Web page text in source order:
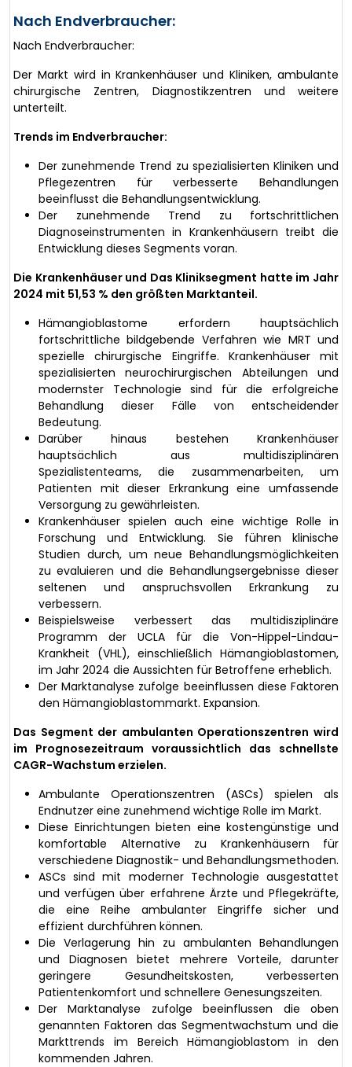
Nach Endverbraucher:
Nach Endverbraucher:
Der Markt wird in Krankenhäuser und Kliniken, ambulante
chirurgische Zentren, Diagnostikzentren und weitere
unterteilt.
Trends im Endverbraucher:
Der zunehmende Trend zu spezialisierten Kliniken und
Pflegezentren für verbesserte Behandlungen
beeinflusst die Behandlungsentwicklung.
Der zunehmende Trend zu fortschrittlichen
Diagnoseinstrumenten in Krankenhäusern treibt die
Entwicklung dieses Segments voran.
Die Krankenhäuser und Das Kliniksegment hatte im Jahr
2024 mit 51,53 % den größten Marktanteil.
Hämangioblastome erfordern hauptsächlich
fortschrittliche bildgebende Verfahren wie MRT und
spezielle chirurgische Eingriffe. Krankenhäuser mit
spezialisierten neurochirurgischen Abteilungen und
modernster Technologie sind für die erfolgreiche
Behandlung dieser Fälle von entscheidender
Bedeutung.
Darüber hinaus bestehen Krankenhäuser
hauptsächlich aus multidisziplinären
Spezialistenteams, die zusammenarbeiten, um
Patienten mit dieser Erkrankung eine umfassende
Versorgung zu gewährleisten.
Krankenhäuser spielen auch eine wichtige Rolle in
Forschung und Entwicklung. Sie führen klinische
Studien durch, um neue Behandlungsmöglichkeiten
zu evaluieren und die Behandlungsergebnisse dieser
seltenen und anspruchsvollen Erkrankung zu
verbessern.
Beispielsweise verbessert das multidisziplinäre
Programm der UCLA für die Von-Hippel-Lindau-
Krankheit (VHL), einschließlich Hämangioblastomen,
im Jahr 2024 die Aussichten für Betroffene erheblich.
Der Marktanalyse zufolge beeinflussen diese Faktoren
den Hämangioblastommarkt. Expansion.
Das Segment der ambulanten Operationszentren wird
im Prognosezeitraum voraussichtlich das schnellste
CAGR-Wachstum erzielen.
Ambulante Operationszentren (ASCs) spielen als
Endnutzer eine zunehmend wichtige Rolle im Markt.
Diese Einrichtungen bieten eine kostengünstige und
komfortable Alternative zu Krankenhäusern für
verschiedene Diagnostik- und Behandlungsmethoden.
ASCs sind mit moderner Technologie ausgestattet
und verfügen über erfahrene Ärzte und Pflegekräfte,
die eine Reihe ambulanter Eingriffe sicher und
effizient durchführen können.
Die Verlagerung hin zu ambulanten Behandlungen
und Diagnosen bietet mehrere Vorteile, darunter
geringere Gesundheitskosten, verbesserten
Patientenkomfort und schnellere Genesungszeiten.
Der Marktanalyse zufolge beeinflussen die oben
genannten Faktoren das Segmentwachstum und die
Markttrends im Bereich Hämangioblastom in den
kommenden Jahren.